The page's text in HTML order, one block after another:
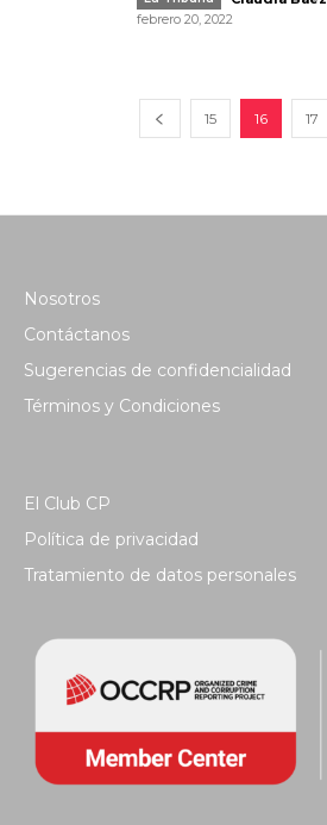
febrero 20, 2022
15 16 17
Nosotros
Contáctanos
Sugerencias de confidencialidad
Términos y Condiciones
El Club CP
Política de privacidad
Tratamiento de datos personales